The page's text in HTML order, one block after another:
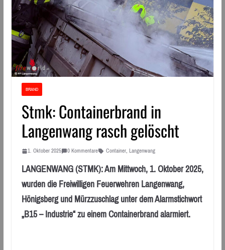
BRAND
Stmk: Containerbrand in
Langenwang rasch gelöscht
1. Oktober 2025 0 Kommentare Container, Langenwang
LANGENWANG (STMK): Am Mittwoch, 1. Oktober 2025,
wurden die Freiwilligen Feuerwehren Langenwang,
Hönigsberg und Mürzzuschlag unter dem Alarmstichwort
„B15 – Industrie“ zu einem Containerbrand alarmiert.